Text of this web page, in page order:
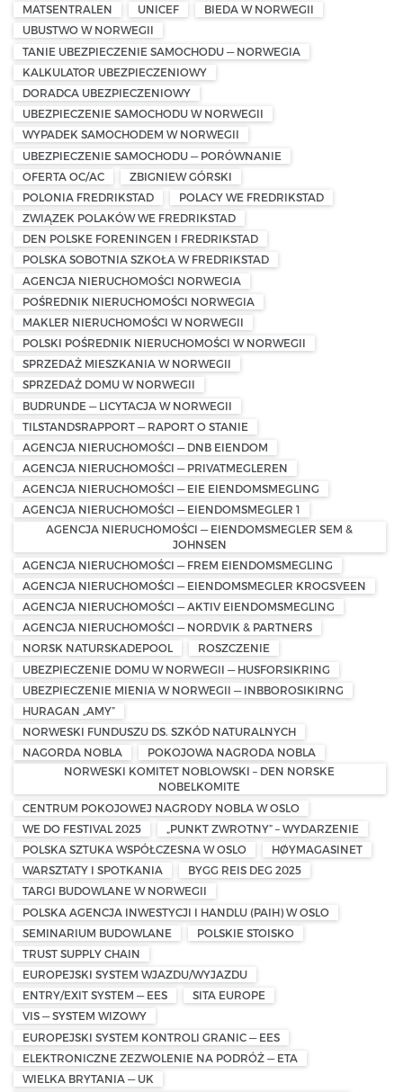
MATSENTRALEN
UNICEF
BIEDA W NORWEGII
UBUSTWO W NORWEGII
TANIE UBEZPIECZENIE SAMOCHODU — NORWEGIA
KALKULATOR UBEZPIECZENIOWY
DORADCA UBEZPIECZENIOWY
UBEZPIECZENIE SAMOCHODU W NORWEGII
WYPADEK SAMOCHODEM W NORWEGII
UBEZPIECZENIE SAMOCHODU — PORÓWNANIE
OFERTA OC/AC
ZBIGNIEW GÓRSKI
POLONIA FREDRIKSTAD
POLACY WE FREDRIKSTAD
ZWIĄZEK POLAKÓW WE FREDRIKSTAD
DEN POLSKE FORENINGEN I FREDRIKSTAD
POLSKA SOBOTNIA SZKOŁA W FREDRIKSTAD
AGENCJA NIERUCHOMOŚCI NORWEGIA
POŚREDNIK NIERUCHOMOŚCI NORWEGIA
MAKLER NIERUCHOMOŚCI W NORWEGII
POLSKI POŚREDNIK NIERUCHOMOŚCI W NORWEGII
SPRZEDAŻ MIESZKANIA W NORWEGII
SPRZEDAŻ DOMU W NORWEGII
BUDRUNDE — LICYTACJA W NORWEGII
TILSTANDSRAPPORT — RAPORT O STANIE
AGENCJA NIERUCHOMOŚCI — DNB EIENDOM
AGENCJA NIERUCHOMOŚCI — PRIVATMEGLEREN
AGENCJA NIERUCHOMOŚCI — EIE EIENDOMSMEGLING
AGENCJA NIERUCHOMOŚCI — EIENDOMSMEGLER 1
AGENCJA NIERUCHOMOŚCI — EIENDOMSMEGLER SEM &
JOHNSEN
AGENCJA NIERUCHOMOŚCI — FREM EIENDOMSMEGLING
AGENCJA NIERUCHOMOŚCI — EIENDOMSMEGLER KROGSVEEN
AGENCJA NIERUCHOMOŚCI — AKTIV EIENDOMSMEGLING
AGENCJA NIERUCHOMOŚCI — NORDVIK & PARTNERS
NORSK NATURSKADEPOOL
ROSZCZENIE
UBEZPIECZENIE DOMU W NORWEGII — HUSFORSIKRING
UBEZPIECZENIE MIENIA W NORWEGII — INBBOROSIKIRNG
HURAGAN „AMY”
NORWESKI FUNDUSZU DS. SZKÓD NATURALNYCH
NAGORDA NOBLA
POKOJOWA NAGRODA NOBLA
NORWESKI KOMITET NOBLOWSKI – DEN NORSKE
NOBELKOMITE
CENTRUM POKOJOWEJ NAGRODY NOBLA W OSLO
WE DO FESTIVAL 2025
„PUNKT ZWROTNY” – WYDARZENIE
POLSKA SZTUKA WSPÓŁCZESNA W OSLO
HØYMAGASINET
WARSZTATY I SPOTKANIA
BYGG REIS DEG 2025
TARGI BUDOWLANE W NORWEGII
POLSKA AGENCJA INWESTYCJI I HANDLU (PAIH) W OSLO
SEMINARIUM BUDOWLANE
POLSKIE STOISKO
TRUST SUPPLY CHAIN
EUROPEJSKI SYSTEM WJAZDU/WYJAZDU
ENTRY/EXIT SYSTEM — EES
SITA EUROPE
VIS — SYSTEM WIZOWY
EUROPEJSKI SYSTEM KONTROLI GRANIC — EES
ELEKTRONICZNE ZEZWOLENIE NA PODRÓŻ — ETA
WIELKA BRYTANIA — UK